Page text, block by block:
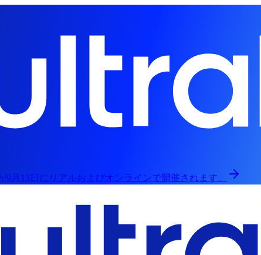
月13日にリアルおよびオンラインで開催されます。